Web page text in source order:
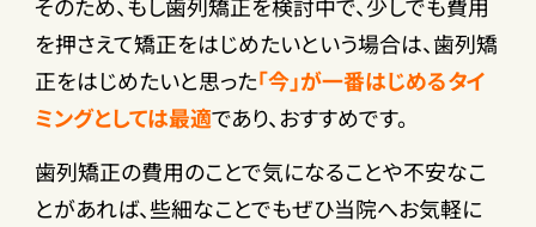
を押さえて矯正をはじめたいという場合は、歯列矯
正をはじめたいと思った「今」が一番はじめるタイ
ミングとしては最適であり、おすすめです。
歯列矯正の費用のことで気になることや不安なこ
とがあれば、些細なことでもぜひ当院へお気軽に